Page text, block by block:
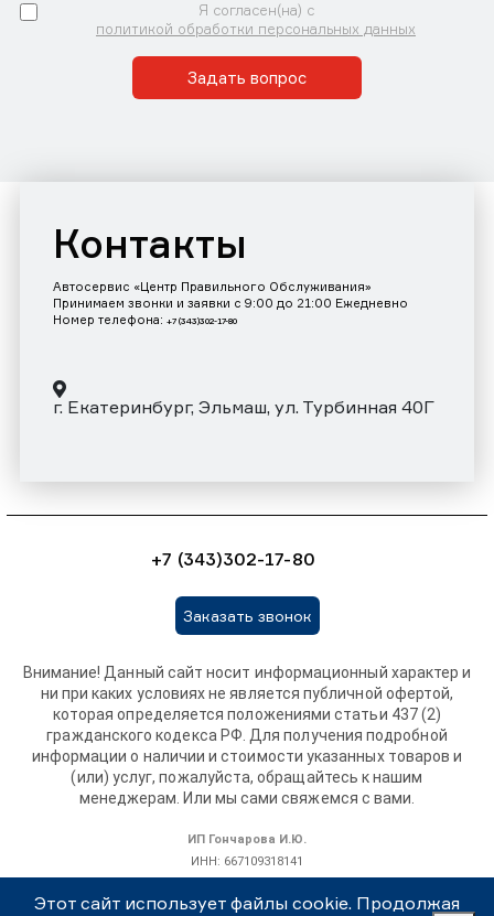
Я согласен(на) с
политикой обработки персональных данных
Задать вопрос
Контакты
Автосервис «Центр Правильного Обслуживания»
Принимаем звонки и заявки с 9:00 до 21:00 Ежедневно
Номер телефона: +7 (343)302-17-80
г. Екатеринбург, Эльмаш, ул. Турбинная 40Г
+7 (343)302-17-80
Заказать звонок
Внимание! Данный сайт носит информационный характер и
ни при каких условиях не является публичной офертой,
которая определяется положениями статьи 437 (2)
гражданского кодекса РФ. Для получения подробной
информации о наличии и стоимости указанных товаров и
(или) услуг, пожалуйста, обращайтесь к нашим
менеджерам. Или мы сами свяжемся с вами.
ИП Гончарова И.Ю.
ИНН: 667109318141
Этот сайт использует файлы cookie. Продолжая